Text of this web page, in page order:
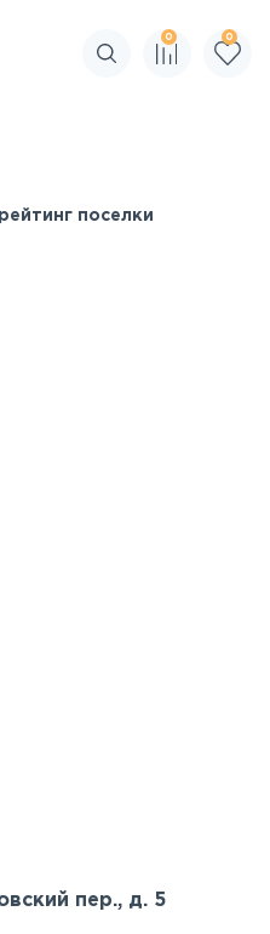
Поиск по сайту
0 0
поселки
пер., д. 5